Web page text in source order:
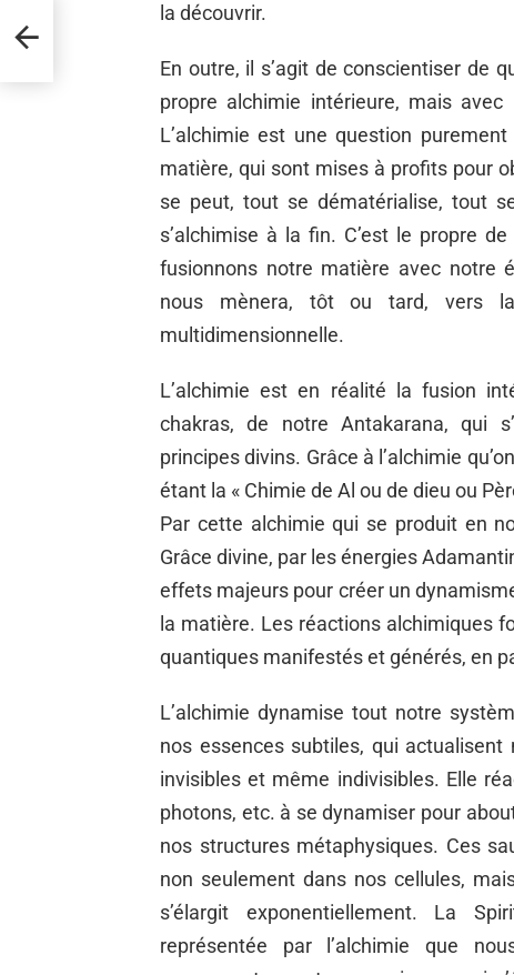
la découvrir.
En outre, il s’agit de conscientiser de
propre alchimie intérieure, mais
L’alchimie est une question
matière, qui sont mises à profits pour
se peut, tout se dématérialise, tout
s’alchimise à la fin. C’est le propre
fusionnons notre matière avec notre
nous mènera, tôt ou tard, vers la
multidimensionnelle.
L’alchimie est en réalité la fusion
chakras, de notre Antakarana, qui
principes divins. Grâce à l’alchimie
étant la « Chimie de Al ou de dieu ou
Par cette alchimie qui se produit en
Grâce divine, par les énergies
effets majeurs pour créer un
la matière. Les réactions alchimiques
quantiques manifestés et générés, en
L’alchimie dynamise tout notre
nos essences subtiles, qui
invisibles et même indivisibles. Elle
photons, etc. à se dynamiser pour
nos structures métaphysiques. Ces
non seulement dans nos cellules,
s’élargit exponentiellement. La
représentée par l’alchimie que